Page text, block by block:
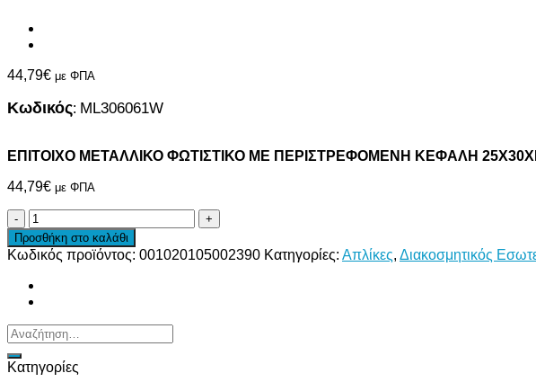
44,79€ με ΦΠΑ
Κωδικός: ML306061W
ΕΠΙΤΟΙΧΟ ΜΕΤΑΛΛΙΚΟ ΦΩΤΙΣΤΙΚΟ ME ΠΕΡΙΣΤΡΕΦΟΜΕΝΗ ΚΕΦΑΛΗ
44,79€ με ΦΠΑ
ΕΠΙΤΟΙΧΟ
ΜΕΤΑΛΛΙΚΟ
ΦΩΤΙΣΤΙΚΟ
ME
ΠΕΡΙΣΤΡΕΦΟΜΕΝΗ
ΚΕΦΑΛΗ
ποσότητα
Προσθήκη στο καλάθι
Κωδικός προϊόντος: 001020105002390 Κατηγορίες: Απλίκες, Διακοσμητικός
Αναζήτηση
για:
Κατηγορίες